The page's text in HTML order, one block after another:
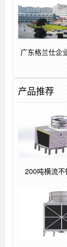
广东格兰仕企
产品推荐
200吨横流